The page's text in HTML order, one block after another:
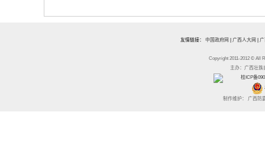
友情链接： 中国政府网 | 广西人大网 |
Copyright 2011-2012 © All
主办：广西壮族
桂ICP备
制作维护： 广西防